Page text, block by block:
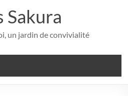
Sakura
un jardin de convivialité